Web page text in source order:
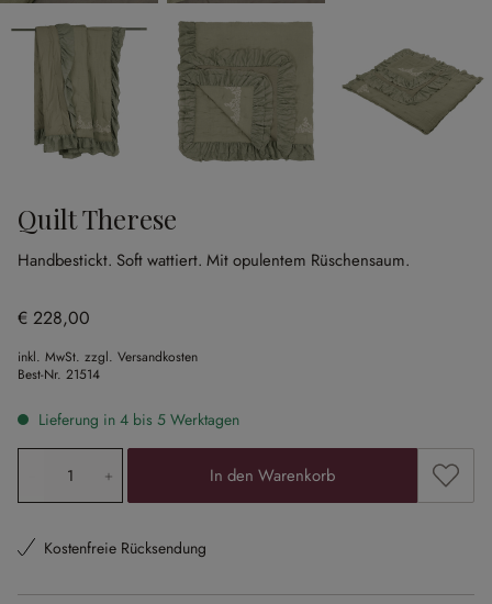
Quilt Therese
Handbestickt. Soft wattiert. Mit opulentem Rüschensaum.
€ 228,00
inkl. MwSt. zzgl. Versandkosten
Best-Nr. 21514
Lieferung in 4 bis 5 Werktagen
Produkt Anzahl: Gib den gewünschten Wert ein oder
In den Warenkorb Zum
Kostenfreie Rücksendung